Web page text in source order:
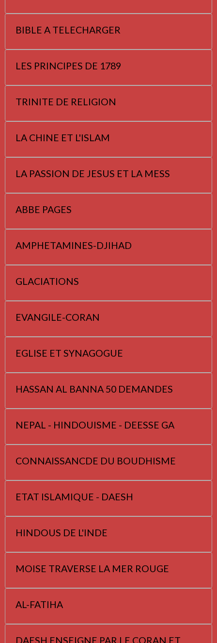
BIBLE A TELECHARGER
LES PRINCIPES DE 1789
TRINITE DE RELIGION
LA CHINE ET L'ISLAM
LA PASSION DE JESUS ET LA MESS
ABBE PAGES
AMPHETAMINES-DJIHAD
GLACIATIONS
EVANGILE-CORAN
EGLISE ET SYNAGOGUE
HASSAN AL BANNA 50 DEMANDES
NEPAL - HINDOUISME - DEESSE GA
CONNAISSANCDE DU BOUDHISME
ETAT ISLAMIQUE - DAESH
HINDOUS DE L'INDE
MOISE TRAVERSE LA MER ROUGE
AL-FATIHA
DAESH ENSEIGNE PAR LE CORAN ET